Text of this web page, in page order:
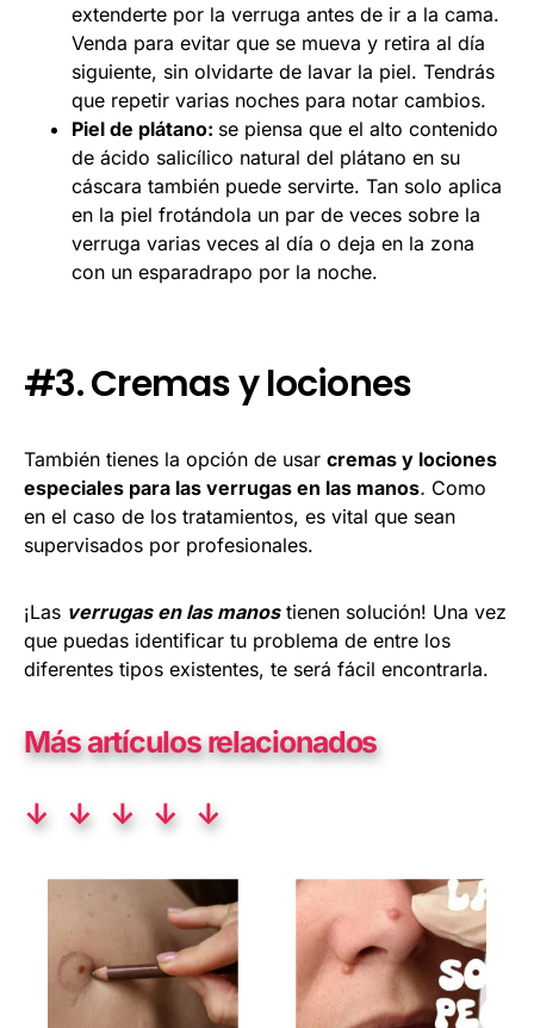
extenderte por la verruga antes de ir a la cama.
Venda para evitar que se mueva y retira al día
siguiente, sin olvidarte de lavar la piel. Tendrás
que repetir varias noches para notar cambios.
Piel de plátano: se piensa que el alto contenido
de ácido salicílico natural del plátano en su
cáscara también puede servirte. Tan solo aplica
en la piel frotándola un par de veces sobre la
verruga varias veces al día o deja en la zona
con un esparadrapo por la noche.
#3. Cremas y lociones
También tienes la opción de usar cremas y lociones
especiales para las verrugas en las manos. Como
en el caso de los tratamientos, es vital que sean
supervisados por profesionales.
¡Las verrugas en las manostienen solución! Una vez
que puedas identificar tu problema de entre los
diferentes tipos existentes, te será fácil encontrarla.
Más artículos relacionados
↓ ↓ ↓ ↓ ↓